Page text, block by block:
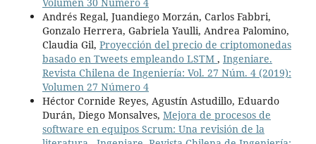
Andrés Regal, Juandiego Morzán, Carlos Fabbri,
Gonzalo Herrera, Gabriela Yaulli, Andrea Palomino,
Claudia Gil, Proyección del precio de criptomonedas
basado en Tweets empleando LSTM , Ingeniare.
Revista Chilena de Ingeniería: Vol. 27 Núm. 4 (2019):
Volumen 27 Número 4
Héctor Cornide Reyes, Agustín Astudillo, Eduardo
Durán, Diego Monsalves, Mejora de procesos de
software en equipos Scrum: Una revisión de la